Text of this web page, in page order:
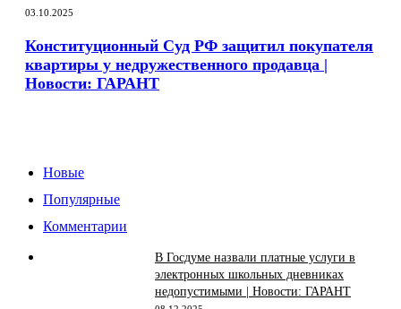
03.10.2025
Конституционный Суд РФ защитил покупателя
квартиры у недружественного продавца |
Новости: ГАРАНТ
Новые
Популярные
Комментарии
В Госдуме назвали платные услуги в
электронных школьных дневниках
недопустимыми | Новости: ГАРАНТ